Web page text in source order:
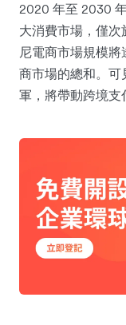
2020 年至 2030
大消費市場，僅
尼電商市場規模
商市場的總和。可
軍，將帶動跨境支